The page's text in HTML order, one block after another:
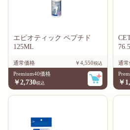
エピオティック ペプチド
125ML
通常価格
￥4,550
Premium40価格
￥2,730
通常
￥